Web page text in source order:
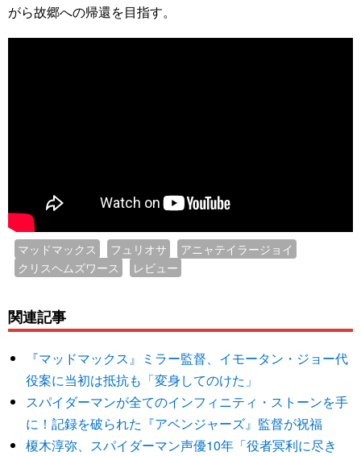
がら故郷への帰還を目指す。
マッドマックス フュリオサ
アニャテイラージョイ
クリスヘムズワース
レビュー
関連記事
『マッドマックス』ミラー監督、イモータン・ジョー代
役案に当初は抵抗も「変身してのけた」
スパイダーマンが全てのインフィニティ・ストーンを手
に！記録を破られた『アベンジャーズ』監督が祝福
榎木淳弥、スパイダーマン声優10年「役者冥利に尽き